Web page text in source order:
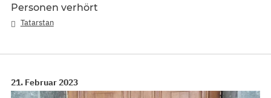
Personen verhört
Tatarstan
21. Februar 2023